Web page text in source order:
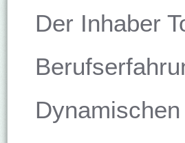
Der Inhaber